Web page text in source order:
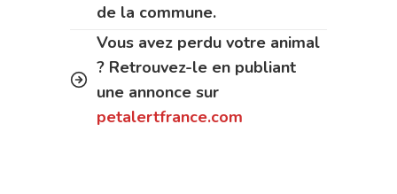
de la commune.
Vous avez perdu votre animal
? Retrouvez-le en publiant
une annonce sur
petalertfrance.com